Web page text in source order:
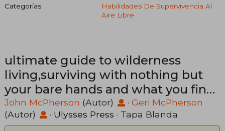
Categorías
Habilidades De Supervivencia Al
Aire Libre
ultimate guide to wilderness
living,surviving with nothing but
your bare hands and what you find
in the woods (en Inglés)
John McPherson (Autor) · Geri McPherson
(Autor)
· Ulysses Press · Tapa Blanda